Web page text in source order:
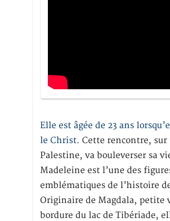
Elle est âgée de 23 ans
le Christ. Cette rencontre,
Palestine, va bouleverser sa
Madeleine est l’une des
emblématiques de l’histoire
Originaire de Magdala, petite
bordure du lac de Tibériade,